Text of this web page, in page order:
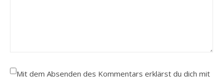
Mit dem Absenden des Kommentars erklärst du dich mit